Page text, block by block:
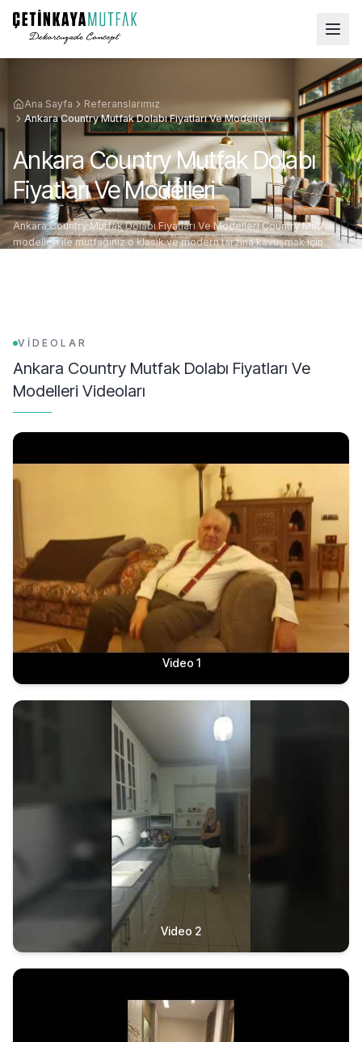
Ana Sayfa
Referanslarımız
Ankara Country Mutfak Dolabı Fiyatları Ve Modelleri
Ankara Country Mutfak Dolabı
Fiyatları Ve Modelleri
Ankara Country Mutfak Dolabı Fiyatları Ve Modelleri Country Mutfak
modelleri ile mutfağınız o klasik ve modern tarzına kavuşmak için
VİDEOLAR
Ankara Country Mutfak Dolabı Fiyatları Ve
Modelleri Videoları
Video 1
Video 2